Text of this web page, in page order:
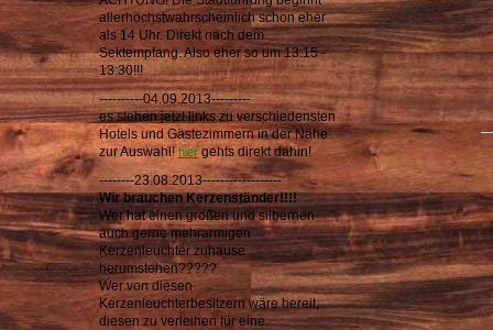
allerhöchstwahrscheinlich schon eher
als 14 Uhr. Direkt nach dem
Sektempfang. Also eher so um 13:15 -
13:30!!!
----------04.09.2013---------
es stehen jetzt links zu verschiedensten
Hotels und Gästezimmern in der Nähe
zur Auswahl!hiergehts direkt dahin!
--------23.08.2013------------------
Wir brauchen Kerzenständer!!!!
Wer hat einen großen und silbernen
auch gerne mehrarmigen
Kerzenleuchter zuhause
herumstehen?????
Wer von diesen
Kerzenleuchterbesitzern wäre bereit,
diesen zu verleihen für eine